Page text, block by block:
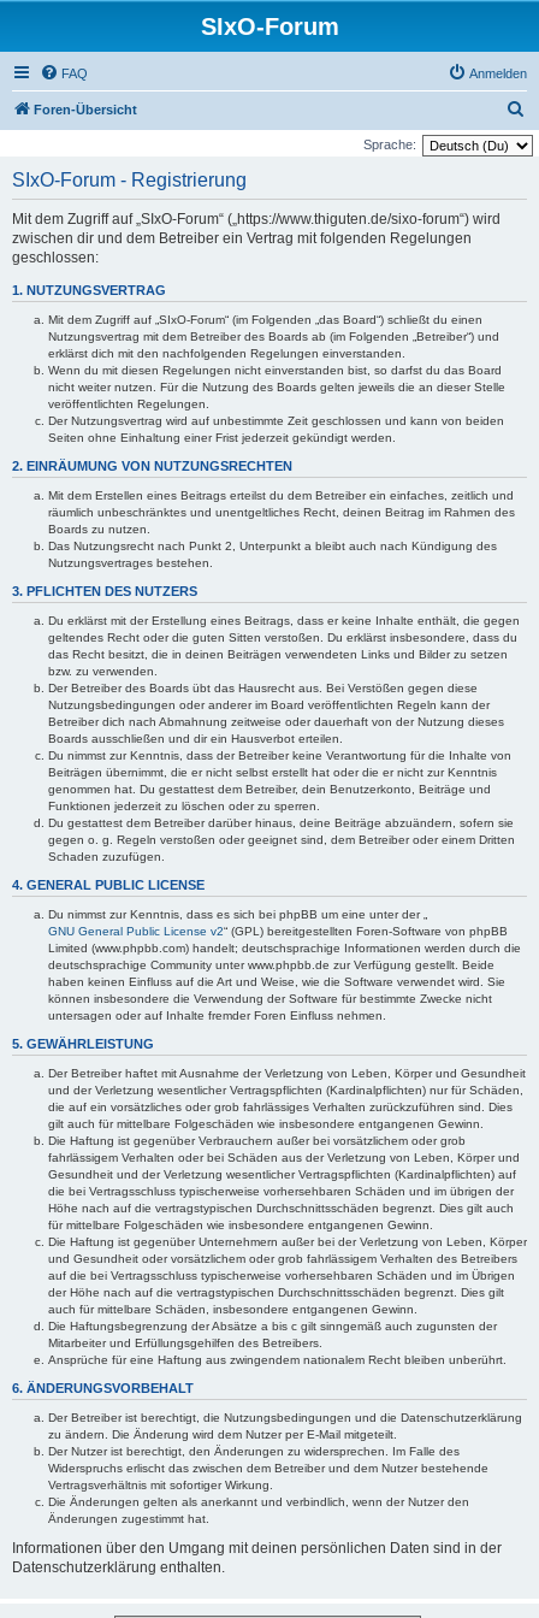
SIxO-Forum
FAQ Anmelden
Foren-Übersicht
u
Sprache:
SIxO-Forum - Registrierung
Mit dem Zugriff auf „SIxO-Forum“ („https://www.thiguten.de/sixo-forum“) wird
zwischen dir und dem Betreiber ein Vertrag mit folgenden Regelungen
geschlossen:
1. NUTZUNGSVERTRAG
Mit dem Zugriff auf „SIxO-Forum“ (im Folgenden „das Board“) schließt du einen
Nutzungsvertrag mit dem Betreiber des Boards ab (im Folgenden „Betreiber“) und
erklärst dich mit den nachfolgenden Regelungen einverstanden.
Wenn du mit diesen Regelungen nicht einverstanden bist, so darfst du das Board
nicht weiter nutzen. Für die Nutzung des Boards gelten jeweils die an dieser Stelle
veröffentlichten Regelungen.
Der Nutzungsvertrag wird auf unbestimmte Zeit geschlossen und kann von beiden
Seiten ohne Einhaltung einer Frist jederzeit gekündigt werden.
2. EINRÄUMUNG VON NUTZUNGSRECHTEN
Mit dem Erstellen eines Beitrags erteilst du dem Betreiber ein einfaches, zeitlich und
räumlich unbeschränktes und unentgeltliches Recht, deinen Beitrag im Rahmen des
Boards zu nutzen.
Das Nutzungsrecht nach Punkt 2, Unterpunkt a bleibt auch nach Kündigung des
Nutzungsvertrages bestehen.
3. PFLICHTEN DES NUTZERS
Du erklärst mit der Erstellung eines Beitrags, dass er keine Inhalte enthält, die gegen
geltendes Recht oder die guten Sitten verstoßen. Du erklärst insbesondere, dass du
das Recht besitzt, die in deinen Beiträgen verwendeten Links und Bilder zu setzen
bzw. zu verwenden.
Der Betreiber des Boards übt das Hausrecht aus. Bei Verstößen gegen diese
Nutzungsbedingungen oder anderer im Board veröffentlichten Regeln kann der
Betreiber dich nach Abmahnung zeitweise oder dauerhaft von der Nutzung dieses
Boards ausschließen und dir ein Hausverbot erteilen.
Du nimmst zur Kenntnis, dass der Betreiber keine Verantwortung für die Inhalte von
Beiträgen übernimmt, die er nicht selbst erstellt hat oder die er nicht zur Kenntnis
genommen hat. Du gestattest dem Betreiber, dein Benutzerkonto, Beiträge und
Funktionen jederzeit zu löschen oder zu sperren.
Du gestattest dem Betreiber darüber hinaus, deine Beiträge abzuändern, sofern sie
gegen o. g. Regeln verstoßen oder geeignet sind, dem Betreiber oder einem Dritten
Schaden zuzufügen.
4. GENERAL PUBLIC LICENSE
Du nimmst zur Kenntnis, dass es sich bei phpBB um eine unter der „
GNU General Public License v2“ (GPL) bereitgestellten Foren-Software von phpBB
Limited (www.phpbb.com) handelt; deutschsprachige Informationen werden durch die
deutschsprachige Community unter www.phpbb.de zur Verfügung gestellt. Beide
haben keinen Einfluss auf die Art und Weise, wie die Software verwendet wird. Sie
können insbesondere die Verwendung der Software für bestimmte Zwecke nicht
untersagen oder auf Inhalte fremder Foren Einfluss nehmen.
5. GEWÄHRLEISTUNG
Der Betreiber haftet mit Ausnahme der Verletzung von Leben, Körper und Gesundheit
und der Verletzung wesentlicher Vertragspflichten (Kardinalpflichten) nur für Schäden,
die auf ein vorsätzliches oder grob fahrlässiges Verhalten zurückzuführen sind. Dies
gilt auch für mittelbare Folgeschäden wie insbesondere entgangenen Gewinn.
Die Haftung ist gegenüber Verbrauchern außer bei vorsätzlichem oder grob
fahrlässigem Verhalten oder bei Schäden aus der Verletzung von Leben, Körper und
Gesundheit und der Verletzung wesentlicher Vertragspflichten (Kardinalpflichten) auf
die bei Vertragsschluss typischerweise vorhersehbaren Schäden und im übrigen der
Höhe nach auf die vertragstypischen Durchschnittsschäden begrenzt. Dies gilt auch
für mittelbare Folgeschäden wie insbesondere entgangenen Gewinn.
Die Haftung ist gegenüber Unternehmern außer bei der Verletzung von Leben, Körper
und Gesundheit oder vorsätzlichem oder grob fahrlässigem Verhalten des Betreibers
auf die bei Vertragsschluss typischerweise vorhersehbaren Schäden und im Übrigen
der Höhe nach auf die vertragstypischen Durchschnittsschäden begrenzt. Dies gilt
auch für mittelbare Schäden, insbesondere entgangenen Gewinn.
Die Haftungsbegrenzung der Absätze a bis c gilt sinngemäß auch zugunsten der
Mitarbeiter und Erfüllungsgehilfen des Betreibers.
Ansprüche für eine Haftung aus zwingendem nationalem Recht bleiben unberührt.
6. ÄNDERUNGSVORBEHALT
Der Betreiber ist berechtigt, die Nutzungsbedingungen und die Datenschutzerklärung
zu ändern. Die Änderung wird dem Nutzer per E-Mail mitgeteilt.
Der Nutzer ist berechtigt, den Änderungen zu widersprechen. Im Falle des
Widerspruchs erlischt das zwischen dem Betreiber und dem Nutzer bestehende
Vertragsverhältnis mit sofortiger Wirkung.
Die Änderungen gelten als anerkannt und verbindlich, wenn der Nutzer den
Änderungen zugestimmt hat.
Informationen über den Umgang mit deinen persönlichen Daten sind in der
Datenschutzerklärung enthalten.